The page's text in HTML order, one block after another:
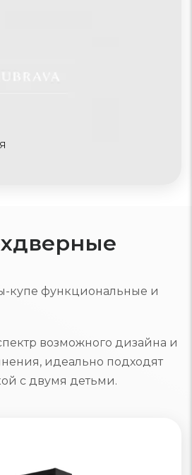
купе функциональные и
возможного дизайна и
идеально подходят
с двумя детьми.